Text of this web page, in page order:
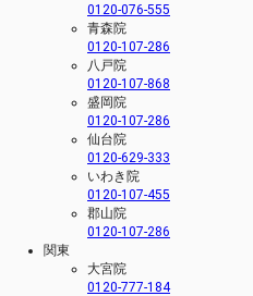
0120-076-555
青森院
0120-107-286
八戸院
0120-107-868
盛岡院
0120-107-286
仙台院
0120-629-333
いわき院
0120-107-455
郡山院
0120-107-286
関東
大宮院
0120-777-184